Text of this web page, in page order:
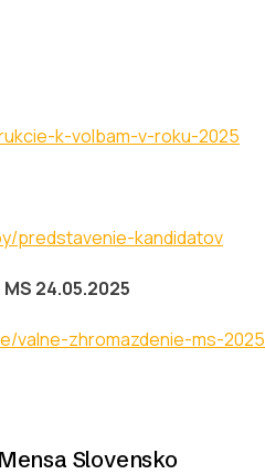
k-volbam-v-roku-2025
predstavenie-kandidatov
24.05.2025
valne-zhromazdenie-ms-2025
Slovensko